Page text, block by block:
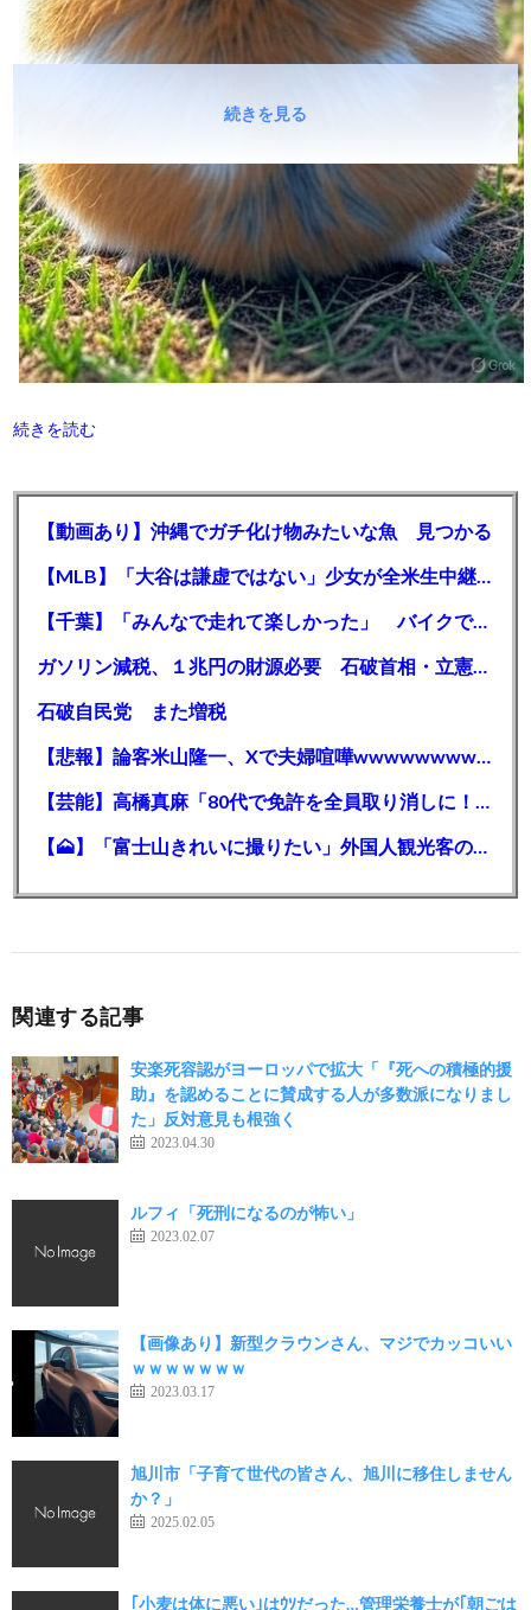
続きを読む
続きを見る
【動画あり】沖縄でガチ化け物みたいな魚 見つかる
【MLB】「大谷は謙虚ではない」少女が全米生中継で突然の大谷翔平批判 サイン無視された過去明かす
【千葉】「みんなで走れて楽しかった」 バイクでバースデー集団暴走 男女５７人を書類送検 SNSで参加者募る
ガソリン減税、１兆円の財源必要 石破首相・立憲野田氏「財源は死に物狂いで確保しなければならない」「本当に死に物狂いで」
石破自民党 また増税
【悲報】論客米山隆一、Xで夫婦喧嘩wwwwwwwwwwww
【芸能】高橋真麻「80代で免許を全員取り消しに！」 高齢ドライバーの事故問題で、高齢者の運転免許取り消し法を提案
【🗻】「富士山きれいに撮りたい」外国人観光客のレンタカー事故が急増…「ハンドルが逆で慣れず」、道の狭さも
関連する記事
安楽死容認がヨーロッパで拡大「『死への積極的援
助』を認めることに賛成する人が多数派になりまし
た」反対意見も根強く
2023.04.30
ルフィ「死刑になるのが怖い」
2023.02.07
【画像あり】新型クラウンさん、マジでカッコいい
ｗｗｗｗｗｗｗ
2023.03.17
旭川市「子育て世代の皆さん、旭川に移住しません
か？」
2025.02.05
｢小麦は体に悪い｣はｳｿだった…管理栄養士が｢朝ごは